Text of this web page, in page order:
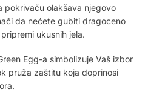
pokrivaču olakšava njegovo
da nećete gubiti dragoceno
ukusnih jela.
Egg-a simbolizuje Vaš izbor
pruža zaštitu koja doprinosi